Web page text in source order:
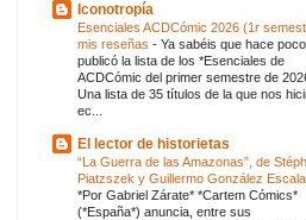
Iconotropía
Esenciales ACDCómic 2026 (1r
mis reseñas - Ya sabéis que hace
publicó la lista de los *Esenciales de
ACDCómic del primer semestre de
Una lista de 35 títulos de la que nos
ec...
El lector de historietas
“La Guerra de las Amazonas”, de
Piatzszek y Guillermo González
*Por Gabriel Zárate* *Cartem Cómics*
(*España*) anuncia, entre sus